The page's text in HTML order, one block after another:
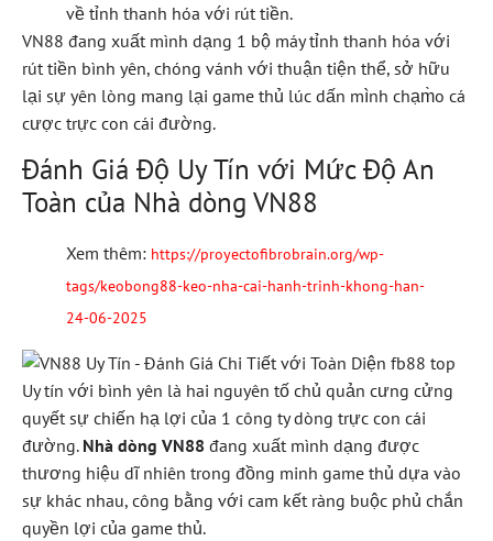
về tỉnh thanh hóa với rút tiền.
VN88 đang xuất mình dạng 1 bộ máy tỉnh thanh hóa với
rút tiền bình yên, chóng vánh với thuận tiện thể, sở hữu
lại sự yên lòng mang lại game thủ lúc dấn mình chạm̀o cá
cược trực con cái đường.
Đánh Giá Độ Uy Tín với Mức Độ An
Toàn của Nhà dòng VN88
Xem thêm: https://proyectofibrobrain.org/wp-
tags/keobong88-keo-nha-cai-hanh-trinh-khong-han-
24-06-2025
Uy tín với bình yên là hai nguyên tố chủ quản cưng cửng
quyết sự chiến hạ lợi của 1 công ty dòng trực con cái
đường. Nhà dòng VN88 đang xuất mình dạng được
thương hiệu dĩ nhiên trong đồng minh game thủ dựa vào
sự khác nhau, công bằng với cam kết ràng buộc phủ chắn
quyền lợi của game thủ.